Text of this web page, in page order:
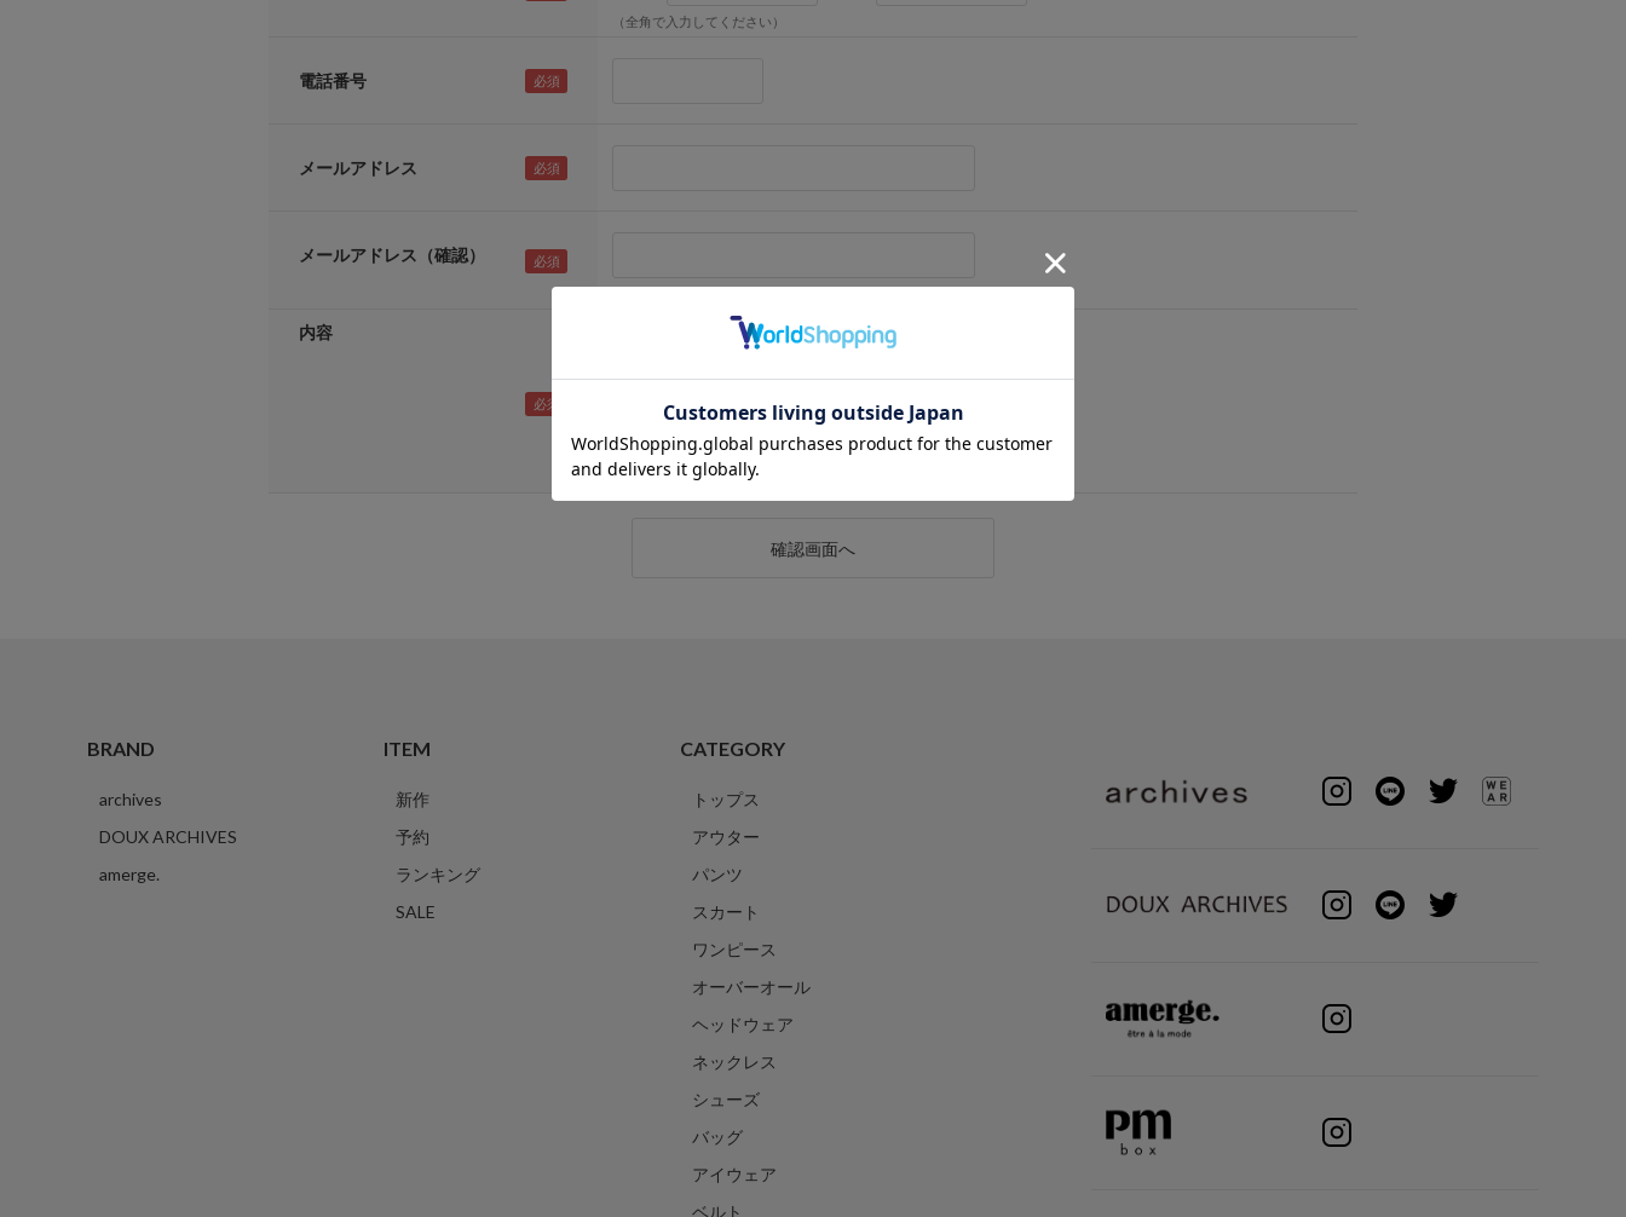
（全角で入力してください）
電話番号
メールアドレス
メールアドレス（確認）
内容
BRAND
archives
DOUX ARCHIVES
amerge.
ITEM
新作
予約
ランキング
SALE
CATEGORY
トップス
アウター
パンツ
スカート
ワンピース
オーバーオール
ヘッドウェア
ネックレス
シューズ
バッグ
アイウェア
ベルト